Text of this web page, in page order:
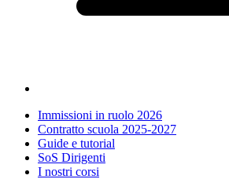
Immissioni in ruolo 2026
Contratto scuola 2025-2027
Guide e tutorial
SoS Dirigenti
I nostri corsi